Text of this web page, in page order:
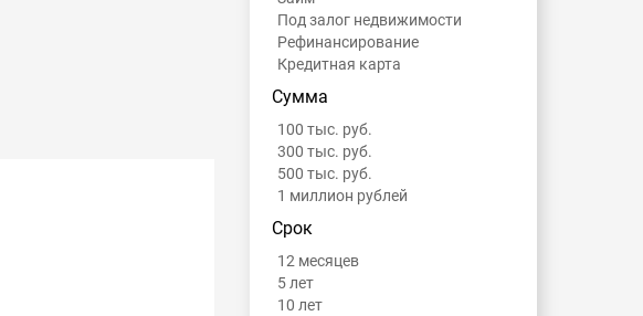
Под залог недвижимости
Рефинансирование
Кредитная карта
Сумма
100 тыс. руб.
300 тыс. руб.
500 тыс. руб.
1 миллион рублей
Срок
12 месяцев
5 лет
10 лет